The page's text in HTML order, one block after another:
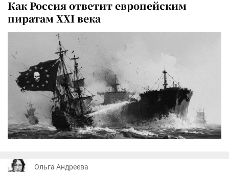
Как Россия ответит европейским
пиратам XXI века
Ольга Андреева